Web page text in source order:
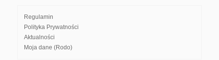
Regulamin
Polityka Prywatności
Aktualności
Moja dane (Rodo)